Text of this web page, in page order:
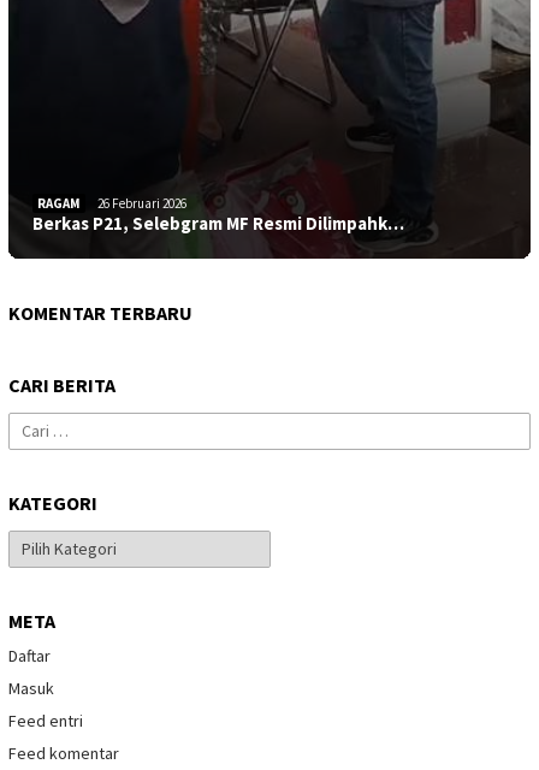
RAGAM 26 Februari 2026
Berkas P21, Selebgram MF Resmi Dilimpahk…
KOMENTAR TERBARU
CARI BERITA
Cari
untuk:
KATEGORI
Kategori
META
Daftar
Masuk
Feed entri
Feed komentar